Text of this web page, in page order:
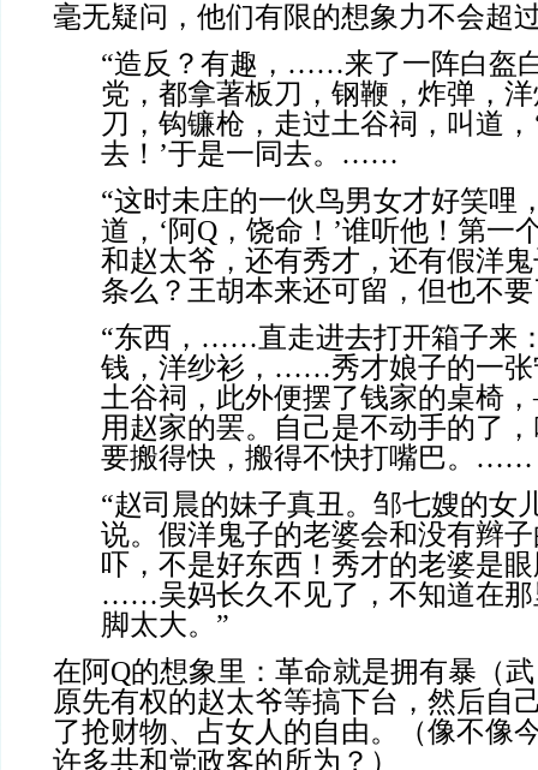
毫无疑问，他们有限的想象力不会超
“造反？有趣，……来了一阵白盔
党，都拿著板刀，钢鞭，炸弹，
刀，钩镰枪，走过土谷祠，叫道，
去！’于是一同去。……
“这时未庄的一伙鸟男女才好笑哩
道，‘阿Q，饶命！’谁听他！第一
和赵太爷，还有秀才，还有假洋
条么？王胡本来还可留，但也不
“东西，……直走进去打开箱子来
钱，洋纱衫，……秀才娘子的一张
土谷祠，此外便摆了钱家的桌椅
用赵家的罢。自己是不动手的了
要搬得快，搬得不快打嘴巴。……
“赵司晨的妹子真丑。邹七嫂的女
说。假洋鬼子的老婆会和没有辫
吓，不是好东西！秀才的老婆是
……吴妈长久不见了，不知道在
脚太大。”
在阿Q的想象里：革命就是拥有暴（
原先有权的赵太爷等搞下台，然后自
了抢财物、占女人的自由。（像不像
许多共和党政客的所为？）